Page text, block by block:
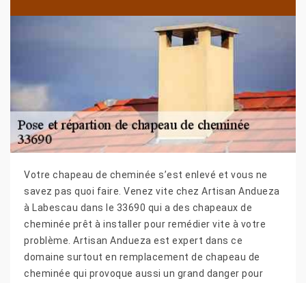
Votre chapeau de cheminée s’est enlevé et vous ne
savez pas quoi faire. Venez vite chez Artisan Andueza
à Labescau dans le 33690 qui a des chapeaux de
cheminée prêt à installer pour remédier vite à votre
problème. Artisan Andueza est expert dans ce
domaine surtout en remplacement de chapeau de
cheminée qui provoque aussi un grand danger pour